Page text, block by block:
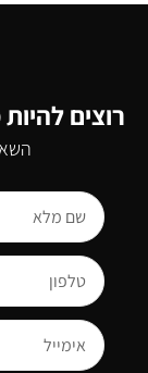
רוצים